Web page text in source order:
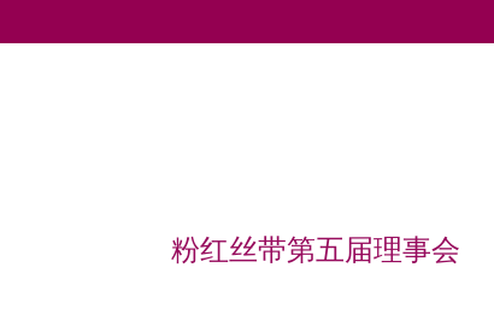
粉红丝带第五届理事会